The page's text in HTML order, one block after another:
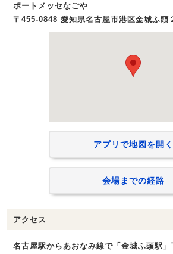
ポートメッセなごや
〒455-0848 愛知県名古屋市港区金城ふ頭
アプリで地図を開く
会場までの経路
アクセス
名古屋駅からあおなみ線で「金城ふ頭駅